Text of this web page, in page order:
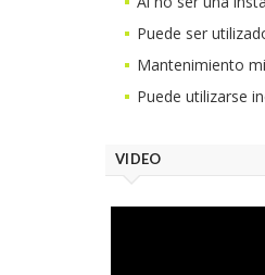
Puede ser
Mantenimiento
Puede utilizarse
VIDEO